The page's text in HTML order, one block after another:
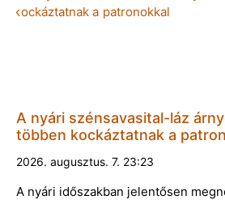
A nyári szénsavasital-láz
többen kockáztatnak a
2026. augusztus. 7. 23:23
A nyári időszakban jelentősen